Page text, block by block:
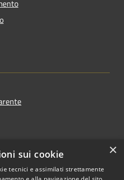
×
sui cookie
tecnici e assimilati strettamente